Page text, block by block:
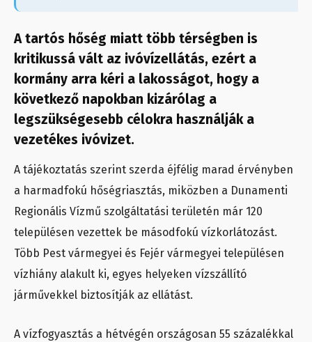
A tartós hőség miatt több térségben is
kritikussá vált az ivóvízellátás, ezért a
kormány arra kéri a lakosságot, hogy a
következő napokban kizárólag a
legszükségesebb célokra használják a
vezetékes ivóvizet.
A tájékoztatás szerint szerda éjfélig marad érvényben
a harmadfokú hőségriasztás, miközben a Dunamenti
Regionális Vízmű szolgáltatási területén már 120
településen vezettek be másodfokú vízkorlátozást.
Több Pest vármegyei és Fejér vármegyei településen
vízhiány alakult ki, egyes helyeken vízszállító
járművekkel biztosítják az ellátást.
A vízfogyasztás a hétvégén országosan 55 százalékkal